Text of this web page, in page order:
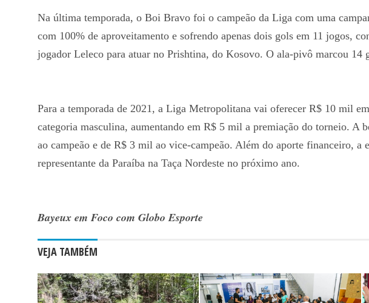
Na última temporada, o Boi Bravo foi o campeão da Liga com uma
com 100% de aproveitamento e sofrendo apenas dois gols em 11 jogos,
jogador Leleco para atuar no Prishtina, do Kosovo. O ala-pivô marcou 14
Para a temporada de 2021, a Liga Metropolitana vai oferecer R$ 10 mil
categoria masculina, aumentando em R$ 5 mil a premiação do torneio. A
ao campeão e de R$ 3 mil ao vice-campeão. Além do aporte financeiro, a
representante da Paraíba na Taça Nordeste no próximo ano.
Bayeux em Foco com Globo Esporte
VEJA TAMBÉM